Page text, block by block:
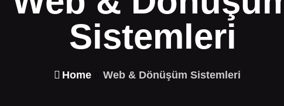
Sistemleri
Home Web & Dönüşüm Sistemleri